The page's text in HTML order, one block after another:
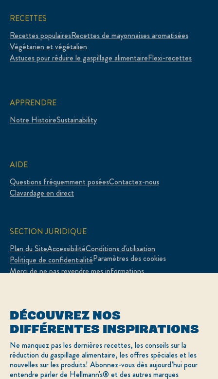
RECETTES
Recettes populairesRecettes de mayonnaises aromatisées
Végétarien et végétalien
Astuces pour réduire le gaspillage alimentaireFlexi-recettes
APPRENDRE
Notre HistoireSustainability
AIDE
Questions fréquemment poséesContactez-nous
Clavardage en direct
SECTION JURIDIQUE
Plan du SiteAccessibilitéConditions d'utilisation
Politique de confidentialitéParamètres des cookies
Merci de ne pas revendre mes informations
LOCATION
Canada Sélectionnez votre pays
English
DÉCOUVREZ NOS
DIFFÉRENTES INSPIRATIONS
Ne manquez pas les dernières recettes, les conseils sur la
réduction du gaspillage alimentaire, les offres spéciales et les
nouvelles sur les produits! Abonnez-vous dès aujourd’hui pour
entendre parler de Hellmann's® et des autres marques